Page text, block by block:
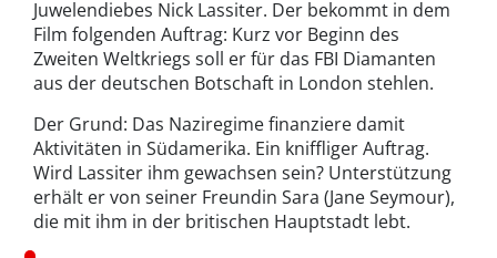
Juwelendiebes Nick Lassiter. Der bekommt in dem
Film folgenden Auftrag: Kurz vor Beginn des
Zweiten Weltkriegs soll er für das FBI Diamanten
aus der deutschen Botschaft in London stehlen.
Der Grund: Das Naziregime finanziere damit
Aktivitäten in Südamerika. Ein kniffliger Auftrag.
Wird Lassiter ihm gewachsen sein? Unterstützung
erhält er von seiner Freundin Sara (Jane Seymour),
die mit ihm in der britischen Hauptstadt lebt.